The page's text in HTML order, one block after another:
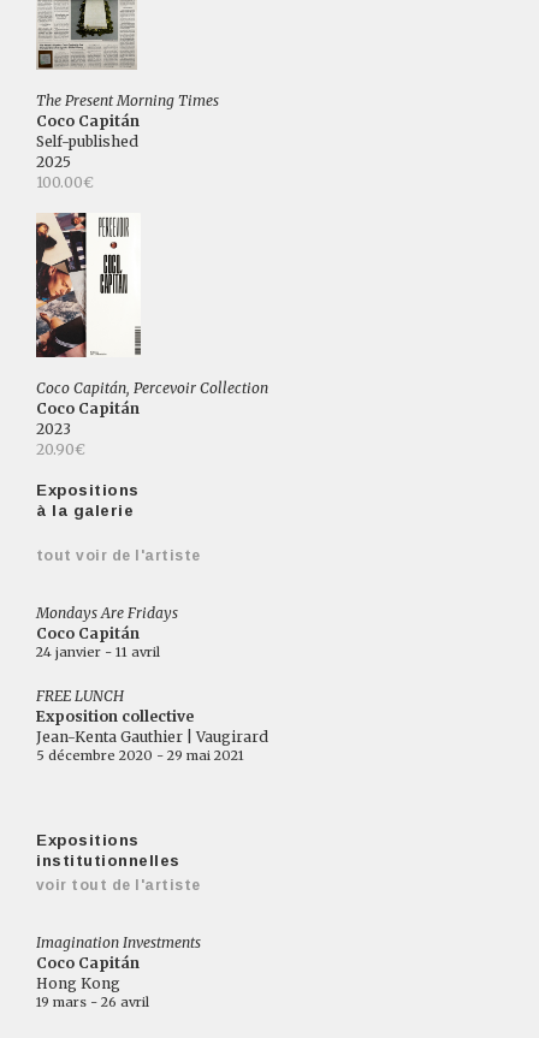
The Present Morning Times
Coco Capitán
Self-published
2025
100.00€
Coco Capitán, Percevoir Collection
Coco Capitán
2023
20.90€
Expositions
à la galerie
tout voir de l'artiste
Mondays Are Fridays
Coco Capitán
24 janvier - 11 avril
FREE LUNCH
Exposition collective
Jean-Kenta Gauthier | Vaugirard
5 décembre 2020 - 29 mai 2021
Expositions
institutionnelles
voir tout de l'artiste
Imagination Investments
Coco Capitán
Hong Kong
19 mars - 26 avril